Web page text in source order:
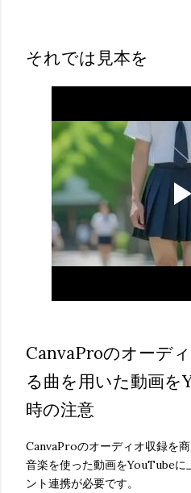
それでは見本を
CanvaProのオーデ
る曲を用いた動画を
時の注意
CanvaProのオーディオ収録を
音楽を使った動画をYouTubeに
ント連携が必要です。